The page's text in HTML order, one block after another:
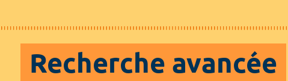
Recherche avancée